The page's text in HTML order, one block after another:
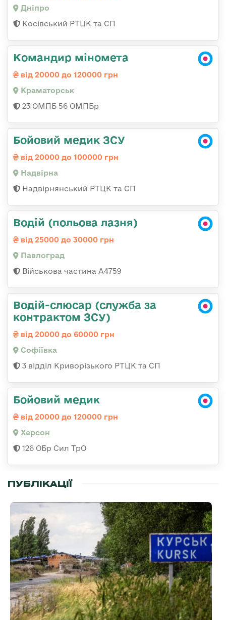
Дніпро
Косівський РТЦК та СП
Командир міномета
від 20000 до 120000 грн
Краматорськ
23 ОМПБ 56 ОМПБр
Бойовий медик ЗСУ
від 20000 до 100000 грн
Надвірна
Надвірнянський РТЦК та СП
Водій (польова лазня)
від 25000 до 30000 грн
Павлоград
Військова частина А4759
Водій-слюсар (служба за
контрактом ЗСУ)
від 20000 до 60000 грн
Софіївка
3 відділ Криворізького РТЦК та СП
Бойовий медик
від 20000 до 120000 грн
Херсон
126 ОБр Сил ТрО
ПУБЛІКАЦІЇ